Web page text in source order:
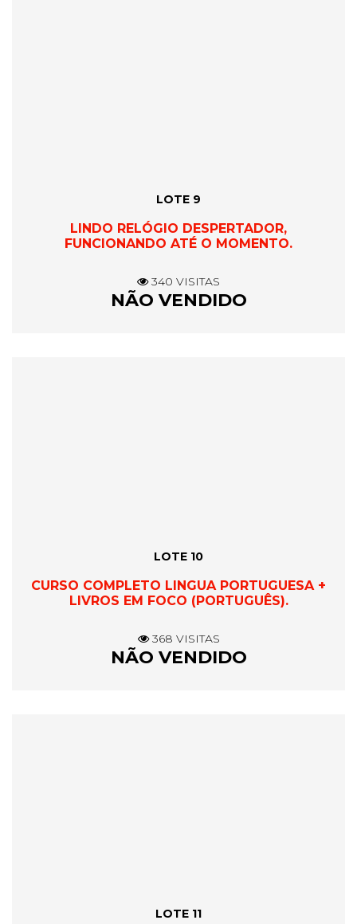
LOTE 9
LINDO RELÓGIO DESPERTADOR,
FUNCIONANDO ATÉ O MOMENTO.
340 VISITAS
NÃO VENDIDO
LOTE 10
CURSO COMPLETO LINGUA PORTUGUESA +
LIVROS EM FOCO (PORTUGUÊS).
368 VISITAS
NÃO VENDIDO
LOTE 11